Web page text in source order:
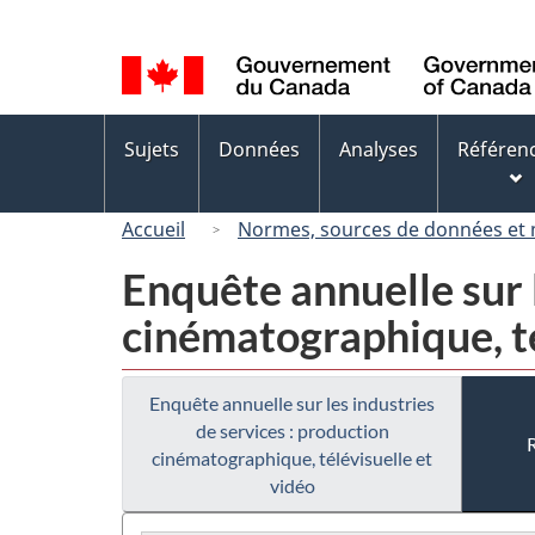
de
la
langue
des
Sujets Données Analyses
Accueil Normes, sources de données et
Enquête annuelle
cinématographique,
Enquête annuelle sur les industries
de services : production
cinématographique, télévisuelle et
vidéo